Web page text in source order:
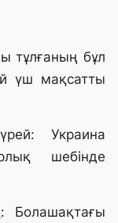
тұлғаның бұл
үш мақсатты
Украина
шебінде
Болашақтағы